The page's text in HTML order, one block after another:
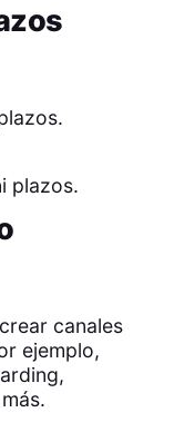
plazos.
canales
ejemplo,